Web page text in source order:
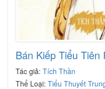
Bán Kiếp Tiểu Tiên
Tác giả: Tích Thần
Thể Loại: Tiểu Thuyết